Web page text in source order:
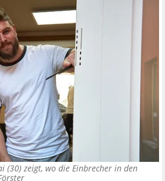
(30) zeigt, wo die Einbrecher in den